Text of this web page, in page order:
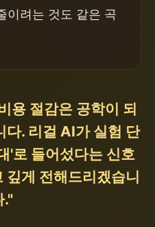
이려는 것도 같은 곡
용 절감은 공학이 되
다. 리걸 AI가 실험 단
'로 들어섰다는 신호
깊게 전해드리겠습니
."